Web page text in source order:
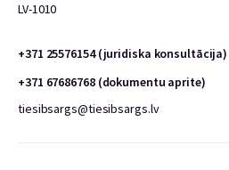
LV-1010
+371 25576154 (juridiska konsultācija)
+371 67686768 (dokumentu aprite)
tiesibsargs@tiesibsargs.lv